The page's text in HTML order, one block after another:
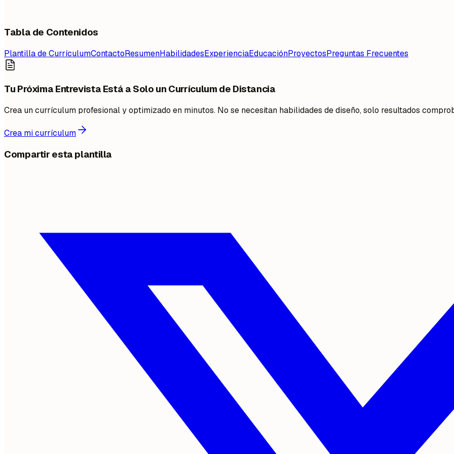
Tabla de Contenidos
Plantilla de CurrículumContactoResumenHabilidadesExperienciaEducaciónProyectosPreguntas Frecuentes
Tu Próxima Entrevista Está a Solo un Currículum de Distancia
Crea un currículum profesional y optimizado en minutos. No se necesitan habilidades de diseño, solo resultados
Crea mi currículum
Compartir esta plantilla